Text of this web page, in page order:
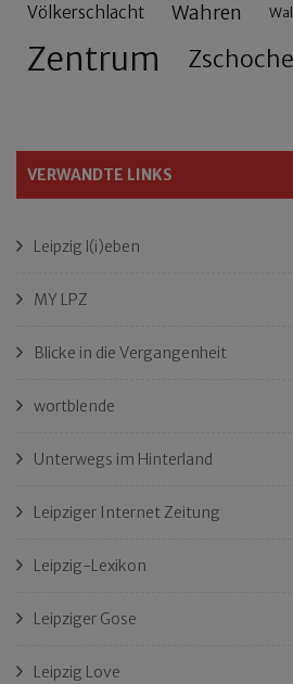
Völkerschlacht Wahren
Zentrum
VERWANDTE LINKS
Leipzig l(i)eben
MY LPZ
Blicke in die Vergangenheit
wortblende
Unterwegs im Hinterland
Leipziger Internet Zeitung
Leipzig-Lexikon
Leipziger Gose
Leipzig Love